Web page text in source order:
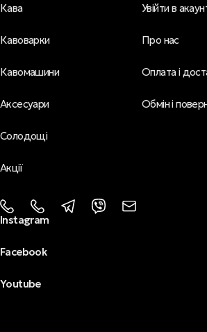
Кава
Кавоварки
Кавомашини
Аксесуари
Солодощі
Акції
Увійти в
Про нас
Оплата і
Обмін і
Instagram
Facebook
Youtube